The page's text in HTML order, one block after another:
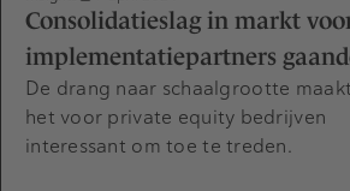
Consolidatieslag in markt
implementatiepartners
De drang naar schaalgrootte maakt
het voor private equity bedrijven
interessant om toe te treden.